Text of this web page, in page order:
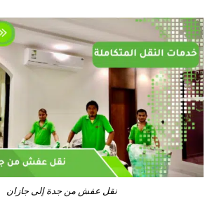
نقل عفش من جدة إلى جازان